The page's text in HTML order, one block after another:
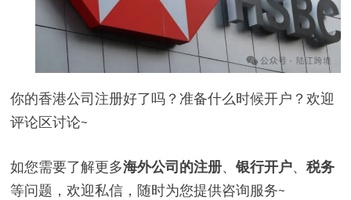
你的香港公司注册好了吗？准备什么时候开户？欢迎
评论区讨论~
如您需要了解更多海外公司的注册、银行开户、税务
等问题，欢迎私信，随时为您提供咨询服务~